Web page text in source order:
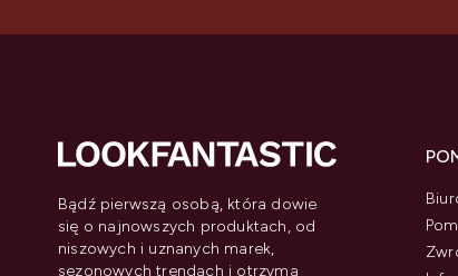
Bądź pierwszą osobą, która dowie
się o najnowszych produktach, od
niszowych i uznanych marek,
sezonowych trendach i otrzyma